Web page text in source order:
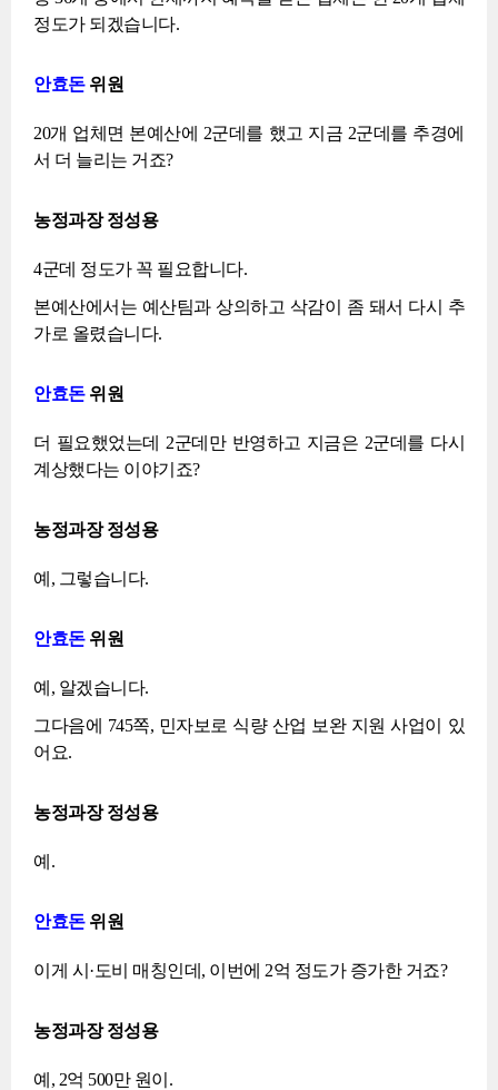
정도가 되겠습니다.
안효돈위원
20개 업체면 본예산에 2군데를 했고 지금 2군데를 추경에
서 더 늘리는 거죠?
농정과장 정성용
4군데 정도가 꼭 필요합니다.
본예산에서는 예산팀과 상의하고 삭감이 좀 돼서 다시 추
가로 올렸습니다.
안효돈위원
더 필요했었는데 2군데만 반영하고 지금은 2군데를 다시
계상했다는 이야기죠?
농정과장 정성용
예, 그렇습니다.
안효돈위원
예, 알겠습니다.
그다음에 745쪽, 민자보로 식량 산업 보완 지원 사업이 있
어요.
농정과장 정성용
예.
안효돈위원
이게 시·도비 매칭인데, 이번에 2억 정도가 증가한 거죠?
농정과장 정성용
예, 2억 500만 원이.